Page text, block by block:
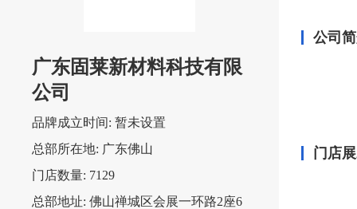
广东固莱新材料科技有限
公司
品牌成立时间: 暂未设置
总部所在地: 广东佛山
门店数量: 7129
总部地址: 佛山禅城区会展一环路2座6
公司
门店